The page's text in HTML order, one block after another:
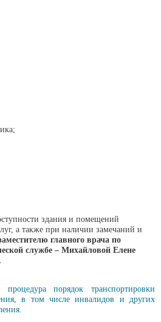
здания и помещений
а также при наличии замечаний и
главного врача по
службе – Михайловой Елене
процедура порядок транспортировки
в том числе инвалидов и других